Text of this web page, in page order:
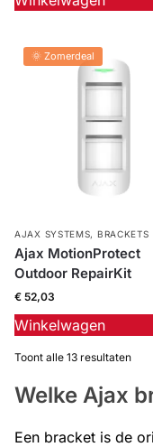
🌞 Zomerdeal
AJAX SYSTEMS, BRACKETS
Ajax MotionProtect
Outdoor RepairKit
€ 52,03
Winkelwagen
Toont alle 13 resultaten
Welke Ajax
Een bracket is de